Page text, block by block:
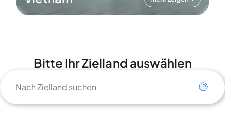
Bitte Ihr Zielland auswählen